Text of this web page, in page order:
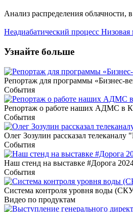
Анализ распределения облачности,
Неадиабатический процесс Низовая
Узнайте больше
Репортаж для программы «Бизнес-
События
Репортаж о работе наших АДМС в
События
Олег Зозулин рассказал
События
Наш стенд на выставке #Дорога
События
Система контроля уровня воды
Видео по продуктам